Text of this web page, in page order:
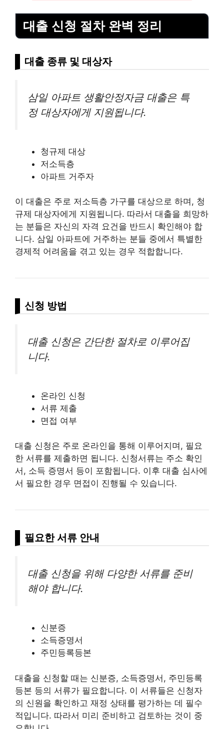
대출 신청 절차 완벽 정리
대출 종류 및 대상자
삼일 아파트 생활안정자금 대출은 특
정 대상자에게 지원됩니다.
청규제 대상
저소득층
아파트 거주자
이 대출은 주로 저소득층 가구를 대상으로 하며, 청
규제 대상자에게 지원됩니다. 따라서 대출을 희망하
는 분들은 자신의 자격 요건을 반드시 확인해야 합
니다. 삼일 아파트에 거주하는 분들 중에서 특별한
경제적 어려움을 겪고 있는 경우 적합합니다.
신청 방법
대출 신청은 간단한 절차로 이루어집
니다.
온라인 신청
서류 제출
면접 여부
대출 신청은 주로 온라인을 통해 이루어지며, 필요
한 서류를 제출하면 됩니다. 신청서류는 주소 확인
서, 소득 증명서 등이 포함됩니다. 이후 대출 심사에
서 필요한 경우 면접이 진행될 수 있습니다.
필요한 서류 안내
대출 신청을 위해 다양한 서류를 준비
해야 합니다.
신분증
소득증명서
주민등록등본
대출을 신청할 때는 신분증, 소득증명서, 주민등록
등본 등의 서류가 필요합니다. 이 서류들은 신청자
의 신원을 확인하고 재정 상태를 평가하는 데 필수
적입니다. 따라서 미리 준비하고 검토하는 것이 중